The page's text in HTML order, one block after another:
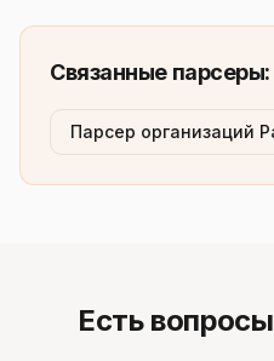
Связанные парсеры:
Парсер организаций
Есть